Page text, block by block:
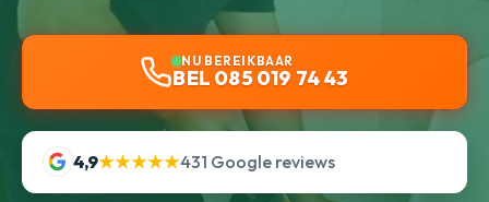
NU BEREIKBAAR
BEL 085 019 74 43
4,9★★★★★431 Google reviews